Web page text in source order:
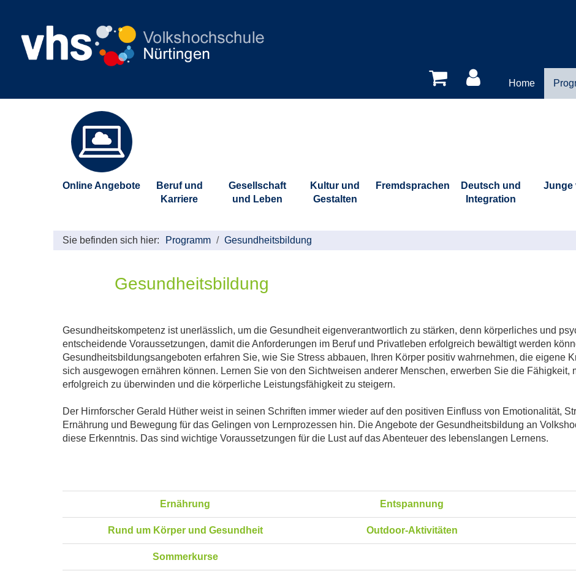
Home
Online Angebote
Beruf und
Karriere
Gesellschaft
und Leben
Kultur und
Gestalten
Fremdsprachen
Deutsch und
Integration
Junge
Sie befinden sich hier: Programm Gesundheitsbildung
Gesundheitsbildung
Gesundheitskompetenz ist unerlässlich, um die Gesundheit eigenverantwortlich zu stärken, denn körperliches und
entscheidende Voraussetzungen, damit die Anforderungen im Beruf und Privatleben erfolgreich bewältigt werden
Gesundheitsbildungsangeboten erfahren Sie, wie Sie Stress abbauen, Ihren Körper positiv wahrnehmen, die eigene
sich ausgewogen ernähren können. Lernen Sie von den Sichtweisen anderer Menschen, erwerben Sie die Fähigkeit,
erfolgreich zu überwinden und die körperliche Leistungsfähigkeit zu steigern.
Der Hirnforscher Gerald Hüther weist in seinen Schriften immer wieder auf den positiven Einfluss von Emotionalität,
Ernährung und Bewegung für das Gelingen von Lernprozessen hin. Die Angebote der Gesundheitsbildung an
diese Erkenntnis. Das sind wichtige Voraussetzungen für die Lust auf das Abenteuer des lebenslangen Lernens.
Ernährung Entspannung
Rund um Körper und Gesundheit Outdoor-Aktivitäten
Sommerkurse